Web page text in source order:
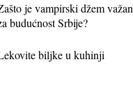
je vampirski džem važan
budućnost Srbije?
biljke u kuhinji